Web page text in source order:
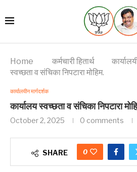
Home कर्मचारी हितार्थ
स्वच्छता व संचिका निपटारा मोहिम.
कार्यालयीन मार्गदर्शक
कार्यालय स्वच्छता व संचिका निपटारा
October 2, 2025 0 comments
SHARE 0